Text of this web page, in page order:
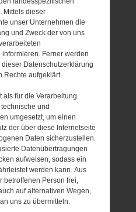
Mittels dieser
unser Unternehmen die
und Zweck der von uns
Ferner werden
Datenschutzerklärung
Rechte aufgeklärt.
als für die Verarbeitung
und
umgesetzt, um einen
der über diese Internetseite
Daten sicherzustellen.
Datenübertragungen
aufweisen, sodass ein
werden kann. Aus
betroffenen Person frei,
auf alternativen Wegen,
uns zu übermitteln.